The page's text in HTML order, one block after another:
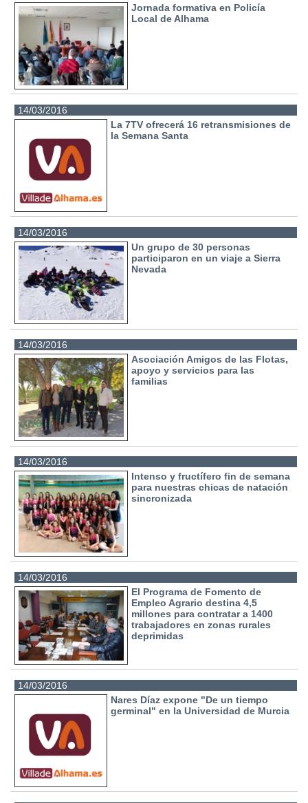
Jornada formativa en Policía
Local de Alhama
14/03/2016
La 7TV ofrecerá 16 retransmisiones de
la Semana Santa
14/03/2016
Un grupo de 30 personas
participaron en un viaje a Sierra
Nevada
14/03/2016
Asociación Amigos de las Flotas,
apoyo y servicios para las
familias
14/03/2016
Intenso y fructífero fin de semana
para nuestras chicas de natación
sincronizada
14/03/2016
El Programa de Fomento de
Empleo Agrario destina 4,5
millones para contratar a 1400
trabajadores en zonas rurales
deprimidas
14/03/2016
Nares Díaz expone "De un tiempo
germinal" en la Universidad de Murcia